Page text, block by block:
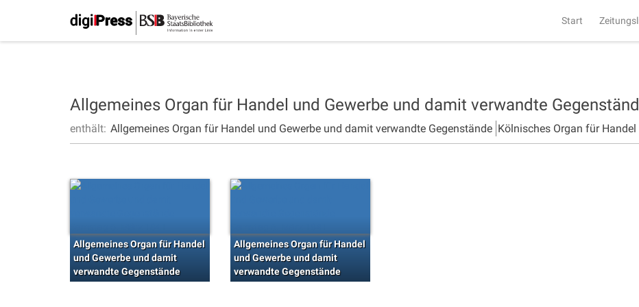
Start
Allgemeines Organ für Handel und Gewerbe und damit verwandte
enthält: Allgemeines Organ für Handel und Gewerbe und damit verwandte Gegenstände Kölnisches Organ für Handel
Allgemeines Organ für Handel
und Gewerbe und damit
verwandte Gegenstände
Allgemeines Organ für Handel
und Gewerbe und damit
verwandte Gegenstände